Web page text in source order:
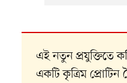
এই নতুন প্রযুক্তিতে
একটি কৃত্রিম প্রোটিন